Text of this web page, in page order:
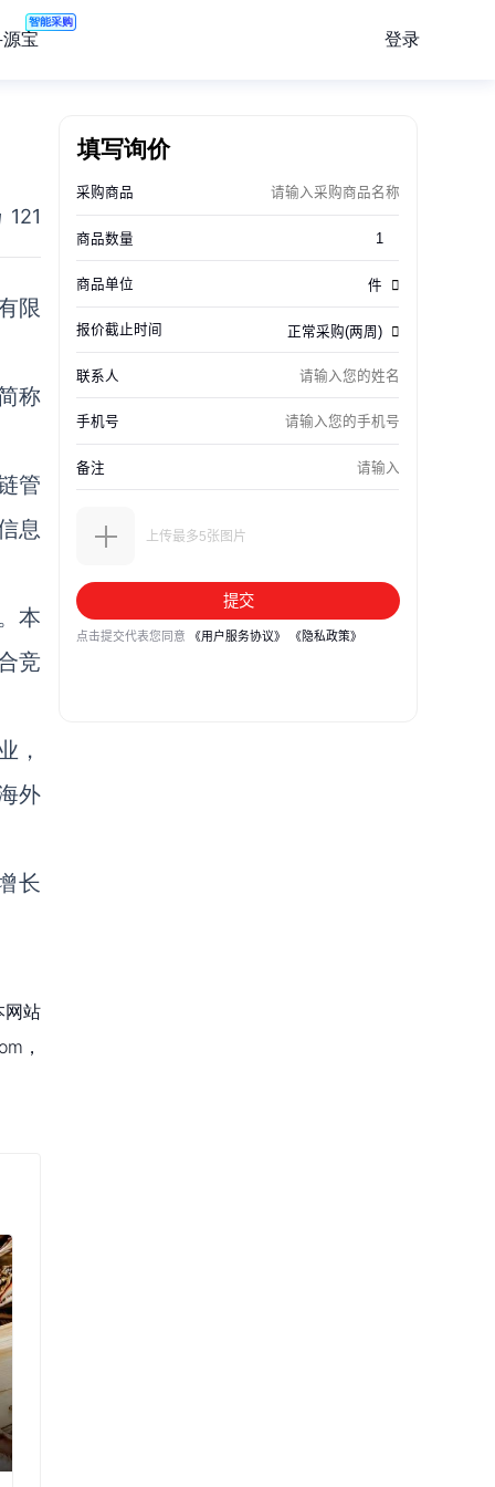
宝
智能采购
登录
121
限
称
管
息
本
竞
，
外
长
网站
，
填写询价